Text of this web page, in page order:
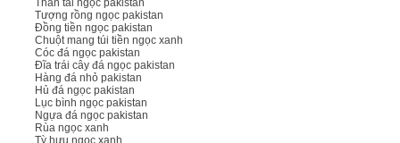
Thần tài ngọc pakistan
Tượng rồng ngọc pakistan
Đồng tiền ngọc pakistan
Chuột mang túi tiền ngọc xanh
Cóc đá ngọc pakistan
Đĩa trái cây đá ngọc pakistan
Hàng đá nhỏ pakistan
Hủ đá ngọc pakistan
Lục bình ngọc pakistan
Ngựa đá ngọc pakistan
Rùa ngọc xanh
Tỳ hưu ngọc xanh